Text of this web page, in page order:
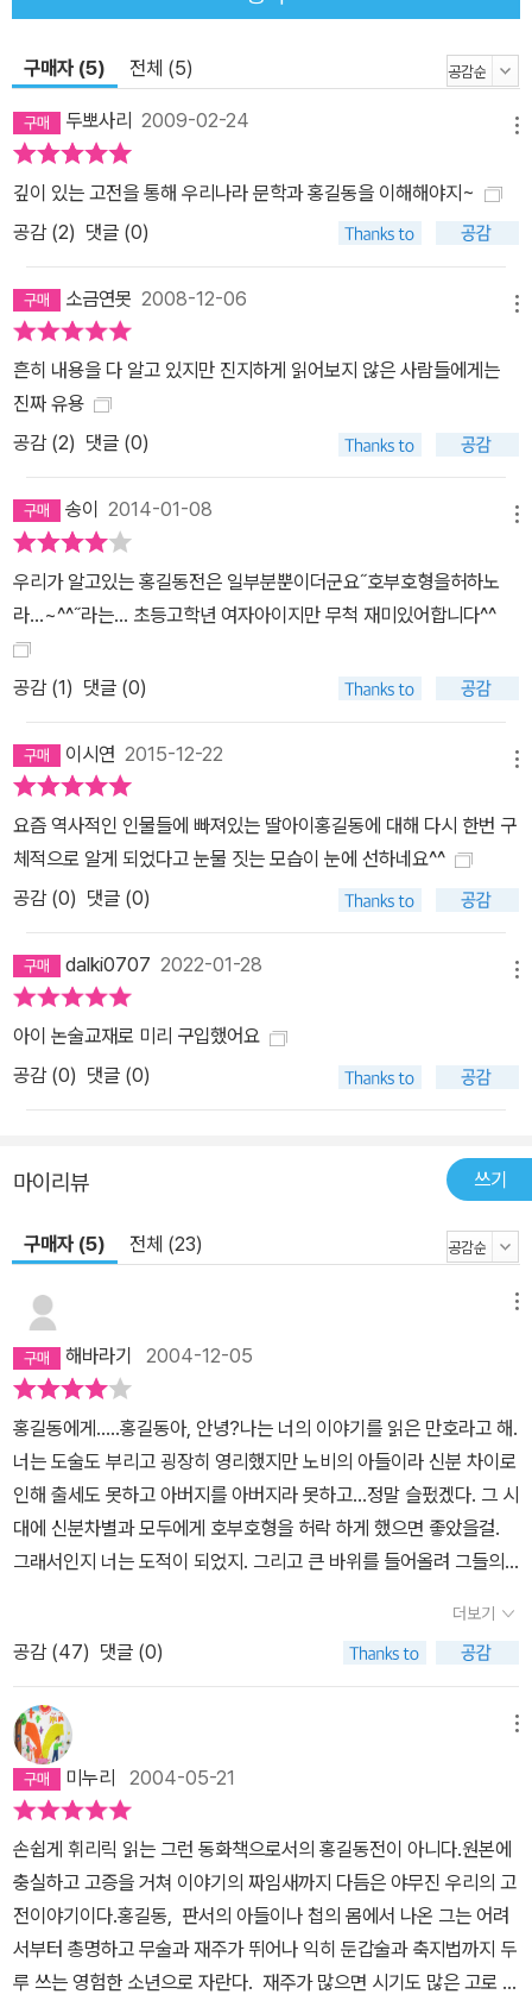
구매자 (5) 전체 (5)
두뽀사리 2009-02-24
깊이 있는 고전을 통해 우리나라 문학과 홍길동을 이해해야지~
공감 (2) 댓글 (0)
소금연못 2008-12-06
흔히 내용을 다 알고 있지만 진지하게 읽어보지 않은 사람들에게는
진짜 유용
공감 (2) 댓글 (0)
송이 2014-01-08
우리가 알고있는 홍길동전은 일부분뿐이더군요˝호부호형을허하노
라...~^^˝라는... 초등고학년 여자아이지만 무척 재미있어합니다^^
공감 (1) 댓글 (0)
이시연 2015-12-22
요즘 역사적인 인물들에 빠져있는 딸아이홍길동에 대해 다시 한번 구
체적으로 알게 되었다고 눈물 짓는 모습이 눈에 선하네요^^
공감 (0) 댓글 (0)
dalki0707 2022-01-28
아이 논술교재로 미리 구입했어요
공감 (0) 댓글 (0)
마이리뷰 쓰기
구매자 (5) 전체 (23)
해바라기 2004-12-05
홍길동에게.....홍길동아, 안녕?나는 너의 이야기를 읽은 만호라고 해.
너는 도술도 부리고 굉장히 영리했지만 노비의 아들이라 신분 차이로
인해 출세도 못하고 아버지를 아버지라 못하고...정말 슬펐겠다. 그 시
대에 신분차별과 모두에게 호부호형을 허락 하게 했으면 좋았을걸.
그래서인지 너는 도적이 되었지. 그리고 큰 바위를 들어올려 그들의
물들을 가난한 백성에게 돌려주어서 나는 너에게 큰 감명을 받았어.
그 작전이 너가 도령으로 둔갑해 사람들에게 뺏은 재물들이 있는 절
로 들어가 음식을 내오라고 해 먹고있다가 소매에서 몰래 모래를 꺼
내 ‘우드득’하고 씹었지. 중들은 음식이 잘못된 줄 알고 당황해있을때
변장한 자신의 도적들을 시켜 중들을 묶어서 그 틈에 재물들을 가져
가 마을 사람들에게 주었던 작전이였었지? 하지만 관가에선 너를 잡
으라고 했지만 너는 매일 둔갑과 도술, 영리한 머리를 이용해 위기를
극복했었지.나는 그 중에서 허수아비로 따돌린 얘기가 가장 재미있었
어. 여덟게의 허수아비를 만들어 생명을 불어넣고 그들에게 관가에
일부러 잡혀가게해 어지럽히고 오는 작전. 내가 너의 곁에있어 그 재
밌는 광경을 봤으면 좋았을텐데. 그렇게 쫓기던 세월을 잊고 의병을
일으켜 군대를 만들어 율도 왕과의 싸움에서도 이겨 여러개의 성들을
더보기
공감 (47) 댓글 (0)
미누리 2004-05-21
손쉽게 휘리릭 읽는 그런 동화책으로서의 홍길동전이 아니다.원본에
충실하고 고증을 거쳐 이야기의 짜임새까지 다듬은 야무진 우리의 고
전이야기이다.홍길동, 판서의 아들이나 첩의 몸에서 나온 그는 어려
서부터 총명하고 무술과 재주가 뛰어나 익히 둔갑술과 축지법까지 두
루 쓰는 영험한 소년으로 자란다. 재주가 많으면 시기도 많은 고로 또